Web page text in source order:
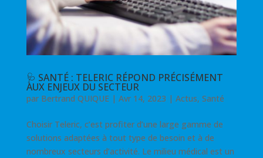
🩺 SANTÉ : TELERIC RÉPOND PRÉCISÉMENT
AUX ENJEUX DU SECTEUR
par Bertrand QUIQUE| Avr 14, 2023 | Actus, Santé
Choisir Teleric, c’est profiter d’une large gamme de
solutions adaptées à tout type de besoin et à de
nombreux secteurs d’activité. Le milieu médical est un